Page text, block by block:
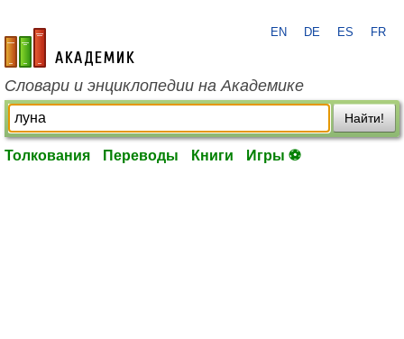
academic.ru
EN DE ES FR
Словари и энциклопедии на Академике
Найти!
Толкования Переводы Книги Игры ⚽